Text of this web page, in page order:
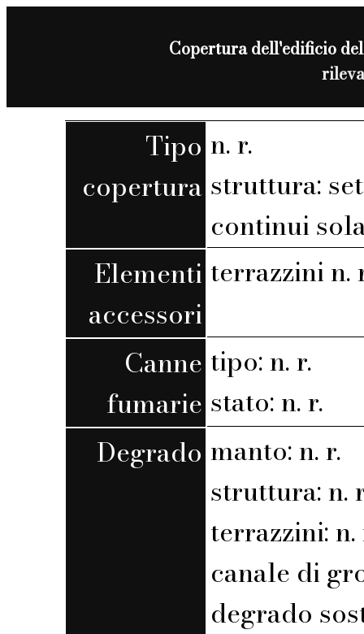
Copertura dell'edificio
Tipo
copertura
n. r.
struttura:
continui
Elementi
accessori
terrazzini n.
Canne
fumarie
tipo: n. r.
stato: n. r.
Degrado manto: n. r.
struttura: n.
terrazzini: n.
canale di
degrado